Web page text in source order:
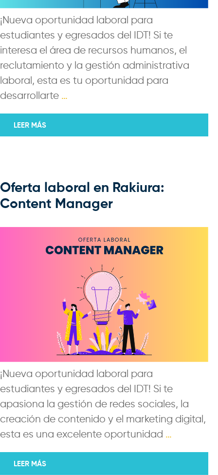
¡Nueva oportunidad laboral para
estudiantes y egresados del IDT! Si te
interesa el área de recursos humanos, el
reclutamiento y la gestión administrativa
laboral, esta es tu oportunidad para
desarrollarte …
LEER MÁS
Oferta laboral en Rakiura:
Content Manager
¡Nueva oportunidad laboral para
estudiantes y egresados del IDT! Si te
apasiona la gestión de redes sociales, la
creación de contenido y el marketing digital,
esta es una excelente oportunidad …
LEER MÁS